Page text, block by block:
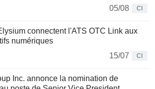
05/08
CI
connectent l'ATS OTC Link aux
numériques
15/07
CI
Inc. annonce la nomination de